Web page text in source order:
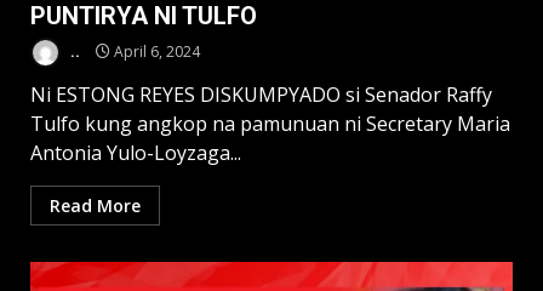
PUNTIRYA NI TULFO
.. April 6, 2024
Ni ESTONG REYES DISKUMPYADO si Senador Raffy
Tulfo kung angkop na pamunuan ni Secretary Maria
Antonia Yulo-Loyzaga...
Read More